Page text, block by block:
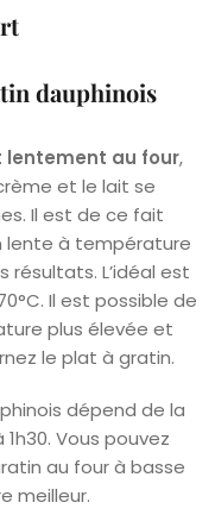
dauphinois
lentement au four,
et le lait se
Il est de ce fait
lente à température
L’idéal est
Il est possible de
plus élevée et
le plat à gratin.
dépend de la
Vous pouvez
au four à basse
meilleur.